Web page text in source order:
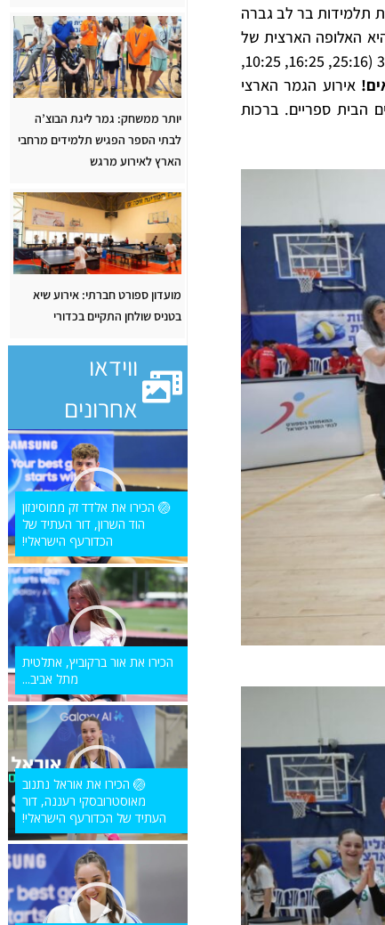
תלמידות בר לב גברה
האלופה הארצית של
מועדוני הספורט הבית ספריים בכדורעף. נבחרת מבואות עירון גברה על אופק עברון מטה אשר 3:1 (25:16, 16:25, 10:25,
אירוע הגמר הארצי
הבית ספריים. ברכות
יותר ממשחק: גמר ליגת הבוצ’ה
לבתי הספר הפגיש תלמידים מרחבי
הארץ לאירוע מרגש
מועדון ספורט חברתי: אירוע שיא
בטניס שולחן התקיים בכדורי
ווידאו
אחרונים
🏐 הכירו את אלדד זק ממוסינזון
הוד השרון, דור העתיד של
הכדורעף הישראלי!
הכירו את אור ברקוביץ, אתלטית
מתל אביב...
🏐 הכירו את אוראל נתנוב
מאוסטרובסקי רעננה, דור
העתיד של הכדורעף הישראלי!